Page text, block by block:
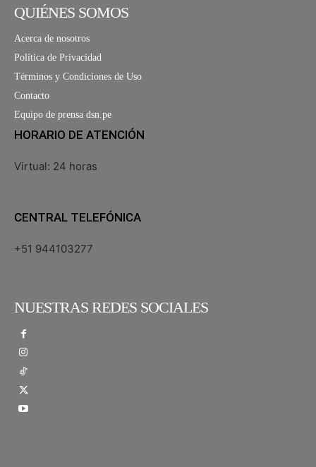
QUIÉNES SOMOS
Acerca de nosotros
Política de Privacidad
Términos y Condiciones de Uso
Contacto
Equipo de prensa dsn.pe
HORARIO DE ATENCIÓN
Virtual: 24 horas
CENTRAL TELEFÓNICA
+51 944103277
NUESTRAS REDES SOCIALES